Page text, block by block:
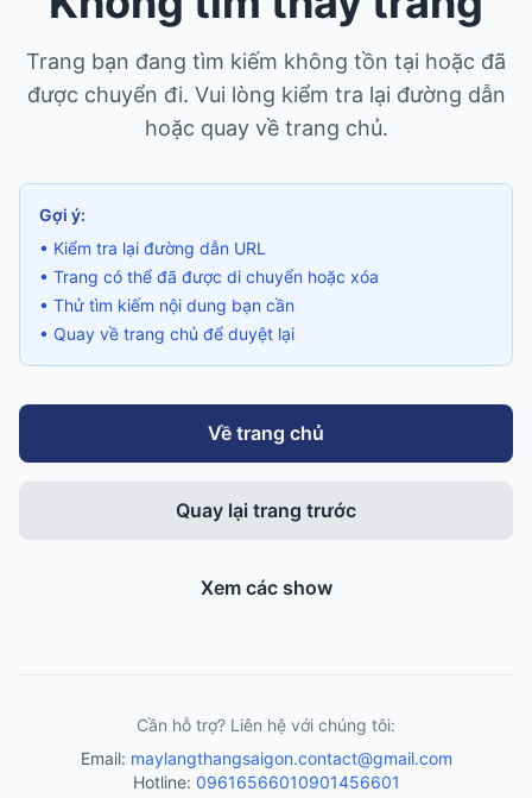
Trang bạn đang tìm kiếm không tồn tại hoặc đã
được chuyển đi. Vui lòng kiểm tra lại đường dẫn
hoặc quay về trang chủ.
Gợi ý:
• Kiểm tra lại đường dẫn URL
• Trang có thể đã được di chuyển hoặc xóa
• Thử tìm kiếm nội dung bạn cần
• Quay về trang chủ để duyệt lại
Về trang chủ
Quay lại trang trước
Xem các show
Cần hỗ trợ? Liên hệ với chúng tôi:
Email: maylangthangsaigon.contact@gmail.com
Hotline: 09616566010901456601